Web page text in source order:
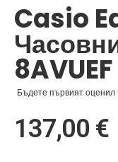
на
галерия
със
снимки
Casio
8AVUEF
Бъдете първият оценил
137,00 €